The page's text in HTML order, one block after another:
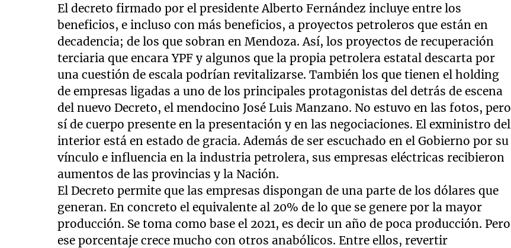
El decreto firmado por el presidente Alberto Fernández incluye entre los
beneficios, e incluso con más beneficios, a proyectos petroleros que están en
decadencia; de los que sobran en Mendoza. Así, los proyectos de recuperación
terciaria que encara YPF y algunos que la propia petrolera estatal descarta por
una cuestión de escala podrían revitalizarse. También los que tienen el holding
de empresas ligadas a uno de los principales protagonistas del detrás de escena
del nuevo Decreto, el mendocino José Luis Manzano. No estuvo en las fotos, pero
sí de cuerpo presente en la presentación y en las negociaciones. El exministro del
interior está en estado de gracia. Además de ser escuchado en el Gobierno por su
vínculo e influencia en la industria petrolera, sus empresas eléctricas recibieron
aumentos de las provincias y la Nación.
El Decreto permite que las empresas dispongan de una parte de los dólares que
generan. En concreto el equivalente al 20% de lo que se genere por la mayor
producción. Se toma como base el 2021, es decir un año de poca producción. Pero
ese porcentaje crece mucho con otros anabólicos. Entre ellos, revertir